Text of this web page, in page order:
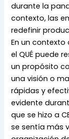
durante la
contexto, las
redefinir
En un
el QUÉ puede
un propósito
una visión o
rápidas y
evidente
que se hizo a
se sentía más